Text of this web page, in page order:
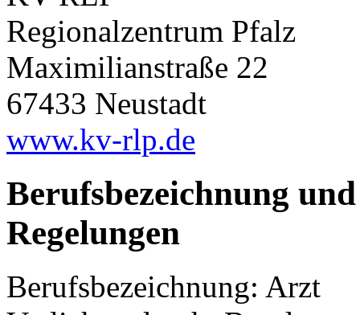
Regionalzentrum Pfalz
Maximilianstraße 22
67433 Neustadt
www.kv-rlp.de
Berufsbezeichnung
Regelungen
Berufsbezeichnung: Arzt